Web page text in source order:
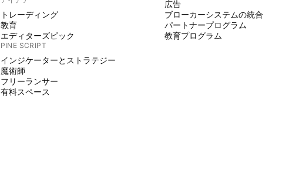
トレーディング
教育
エディターズピック
PINE SCRIPT
インジケーターとストラテジー
魔術師
フリーランサー
有料スペース
広告
ブローカーシステムの統合
パートナープログラム
教育プログラム